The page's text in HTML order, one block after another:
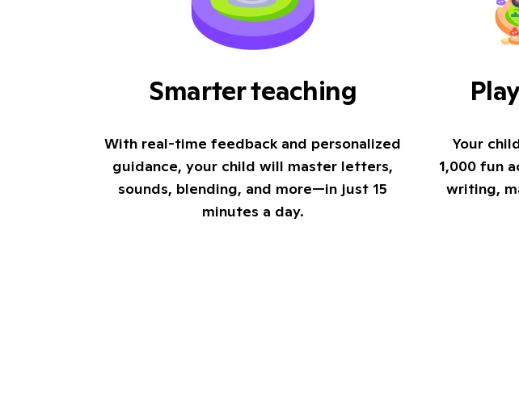
Smarter teaching
With real-time feedback and personalized
guidance, your child will master letters,
sounds, blending, and more—in just 15
minutes a day.
Your
1,000 fun
writing,